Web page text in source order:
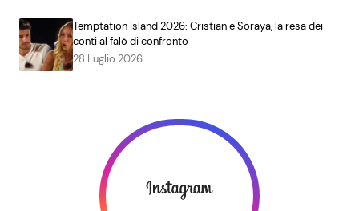
Temptation Island 2026: Cristian e Soraya, la resa dei
conti al falò di confronto
28 Luglio 2026